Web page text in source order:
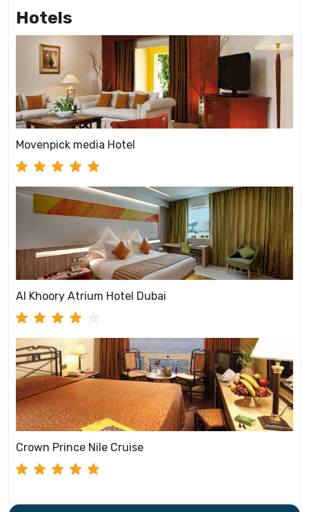
Hotels
Movenpick media Hotel
Al Khoory Atrium Hotel Dubai
Crown Prince Nile Cruise